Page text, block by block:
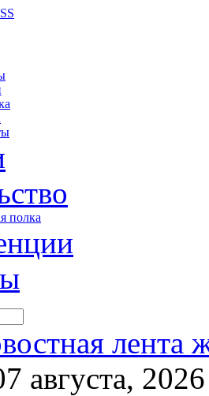
полка
лента
августа, 2026